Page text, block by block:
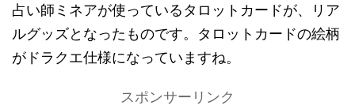
占い師ミネアが使っているタロットカードが、リア
ルグッズとなったものです。タロットカードの絵柄
がドラクエ仕様になっていますね。
スポンサーリンク